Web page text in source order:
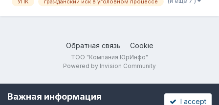
расследования до окончания судебного следствия...>" Стало
Обратная связь Cookie
ТОО "Компания ЮрИнфо"
Powered by Invision Community
Важная информация I accept